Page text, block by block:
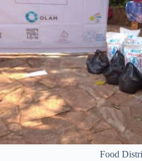
Food